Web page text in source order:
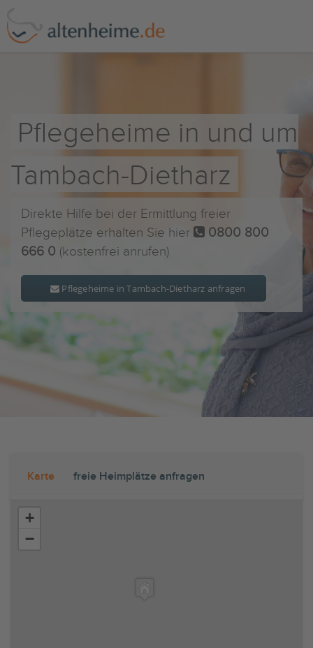
Pflegeheime in und um
Tambach-Dietharz
Direkte Hilfe bei der Ermittlung freier
Pflegeplätze erhalten Sie hier
0800 800
666 0 (kostenfrei anrufen)
Pflegeheime in Tambach-Dietharz anfragen
Karte freie Heimplätze anfragen
+
−